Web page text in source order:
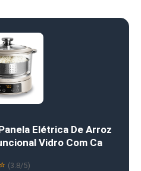
Elétrica De Arroz
Vidro Com Ca
(3.8/5)